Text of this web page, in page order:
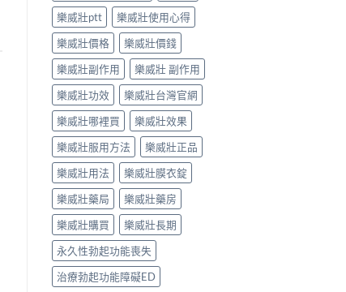
樂威壯ptt
樂威壯使用心得
樂威壯價格
樂威壯價錢
樂威壯副作用
樂威壯 副作用
樂威壯功效
樂威壯台灣官網
樂威壯哪裡買
樂威壯效果
樂威壯服用方法
樂威壯正品
樂威壯用法
樂威壯膜衣錠
樂威壯藥局
樂威壯藥房
樂威壯購買
樂威壯長期
永久性勃起功能喪失
治療勃起功能障礙ED